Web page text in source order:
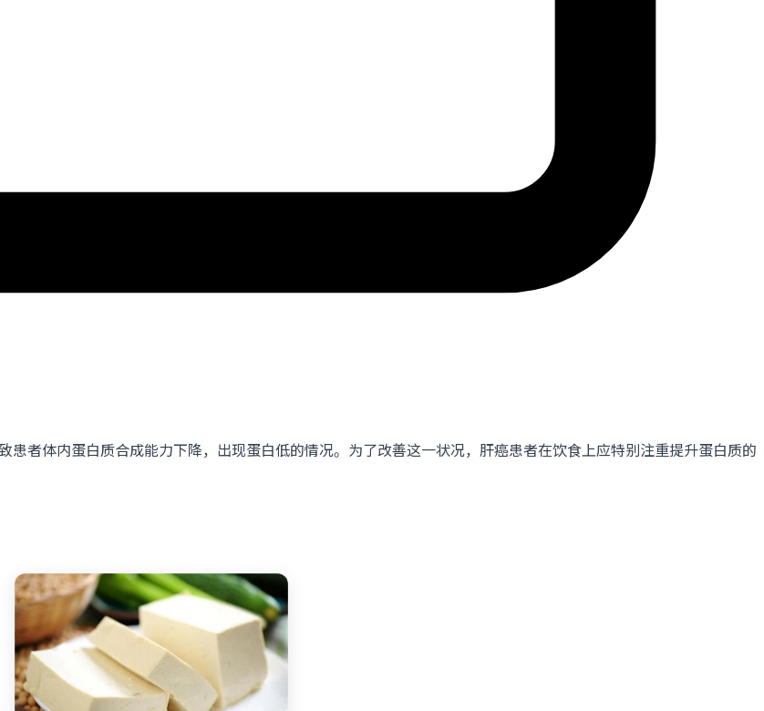
者体内蛋白质合成能力下降，出现蛋白低的情况。为了改善这一状况，肝癌患者在饮食上应特别注重提升蛋白质的